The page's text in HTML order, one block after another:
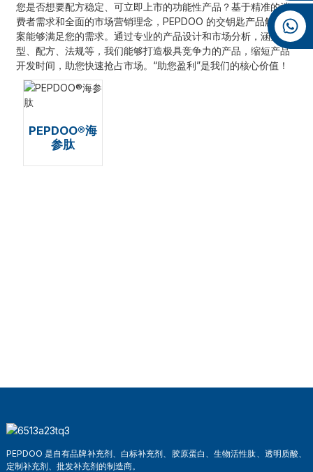
+86 18965423693
您是否想要配方稳定、可立即上市的功能性产品？基于精准的消
费者需求和全面的市场营销理念，PEPDOO 的交钥匙产品解决方
案能够满足您的需求。通过专业的产品设计和市场分析，涵盖剂
型、配方、法规等，我们能够打造极具竞争力的产品，缩短产品
开发时间，助您快速抢占市场。“助您盈利”是我们的核心价值！
PEPDOO®海
参肽
PEPDOO 是自有品牌补充剂、白标补充剂、胶原蛋白、生物活性肽、透明质酸、
定制补充剂、批发补充剂的制造商。